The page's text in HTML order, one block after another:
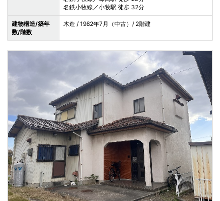
名鉄小牧線／小牧駅 徒歩 32分
建物構造/築年
数/階数
木造 / 1982年7月（中古）/ 2階建